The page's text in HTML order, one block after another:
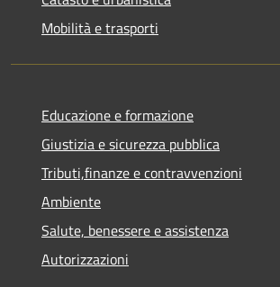
Mobilità e trasporti
Educazione e formazione
Giustizia e sicurezza pubblica
Tributi,finanze e contravvenzioni
Ambiente
Salute, benessere e assistenza
Autorizzazioni